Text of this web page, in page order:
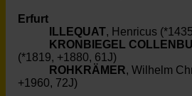
Erfurt
ILLEQUAT, Henricus
KRONBIEGEL
(*1819, +1880, 61J)
ROHKRÄMER, Wilhelm
+1960, 72J)